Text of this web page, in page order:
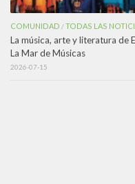
COMUNIDAD /TODAS LAS
La música, arte y literatura de
La Mar de Músicas
2026-07-15